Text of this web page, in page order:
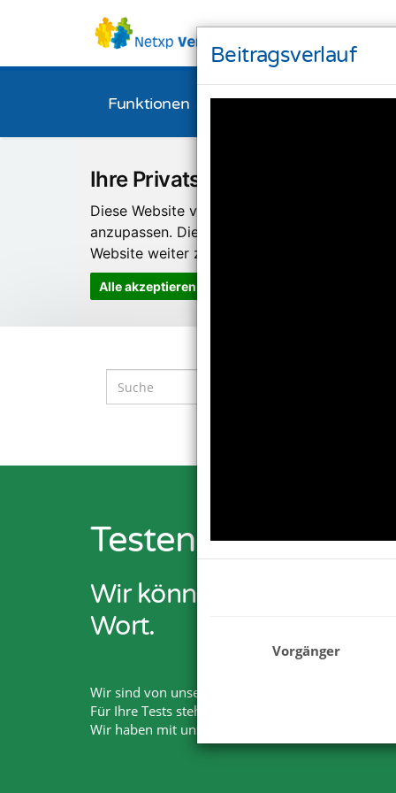
Ihre Privatsphäre ist uns wichtig
Diese Website verwendet Cookies und
anzupassen. Diese Technologien nutzen wir
Website weiter zu entwickeln.
Alle akzeptieren
Funktionen Bestellen
Beitragsverlauf
Vorgänger
Testen Sie Netxp-
Wir können Ihnen viel
Wort.
Wir sind von unseren Lösungen überzeugt.
Für Ihre Tests steht Ihnen der volle
Wir haben mit unserem Produkt und Services die